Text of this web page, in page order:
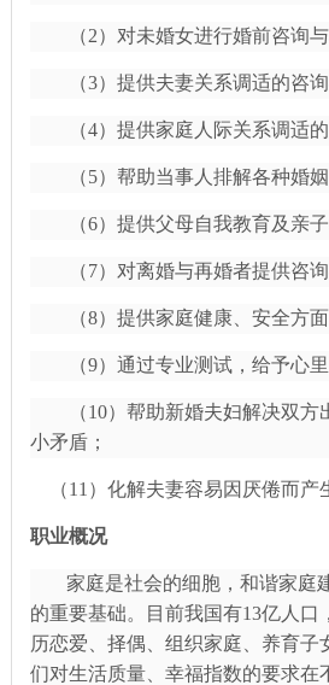
（2）对未婚女进行婚前咨询与
（3）提供夫妻关系调适的咨询
（4）提供家庭人际关系调适
（5）帮助当事人排解各种婚
（6）提供父母自我教育及亲
（7）对离婚与再婚者提供咨询
（8）提供家庭健康、安全方
（9）通过专业测试，给予心里
（10）帮助新婚夫妇解决双方
小矛盾；
（11）化解夫妻容易因厌倦而产
职业概况
家庭是社会的细胞，和谐家庭
的重要基础。目前我国有13亿人口
历恋爱、择偶、组织家庭、养育子
们对生活质量、幸福指数的要求在